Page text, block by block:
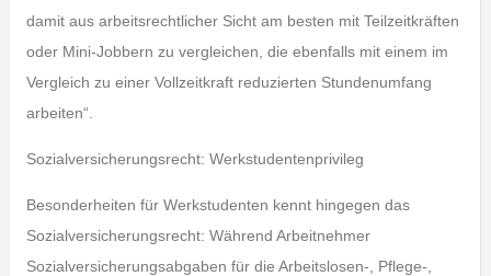
damit aus arbeitsrechtlicher Sicht am besten mit Teilzeitkräften
oder Mini-Jobbern zu vergleichen, die ebenfalls mit einem im
Vergleich zu einer Vollzeitkraft reduzierten Stundenumfang
arbeiten“.
Sozialversicherungsrecht: Werkstudentenprivileg
Besonderheiten für Werkstudenten kennt hingegen das
Sozialversicherungsrecht: Während Arbeitnehmer
Sozialversicherungsabgaben für die Arbeitslosen-, Pflege-,